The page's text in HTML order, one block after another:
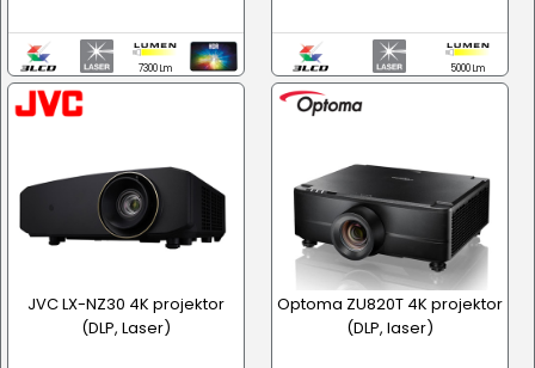
7300 Lm 5000 Lm
JVC LX-NZ30 4K projektor
(DLP, Laser)
Optoma ZU820T 4K projektor
(DLP, laser)